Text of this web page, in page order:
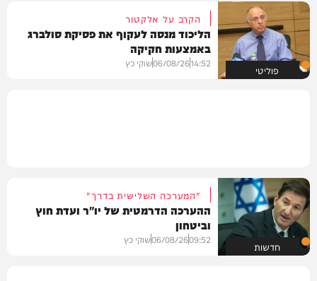
פוליטי
הקרב על אלקטור
הליכוד מנסה לעקוף את פסיקת סולברג
באמצעות חקיקה
14:52
06/08/26שוקי כץ
חדשות
"המערכה השלישית בדרך"
ההערכה הדרמטית של יו"ר ועדת חוץ
וביטחון
09:52
06/08/26שוקי כץ